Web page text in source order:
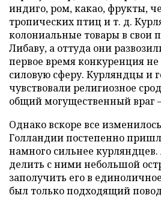
индиго, ром, какао, фрукты,
тропических птиц и т. д.
колониальные товары в свои
Либаву, а оттуда они
первое время конкуренция
силовую сферу. Курляндцы и
чувствовали религиозное
общий могущественный враг
Однако вскоре все
Голландии постепенно
намного сильнее курляндцев.
делить с ними небольшой
заполучить его в
был только подходящий